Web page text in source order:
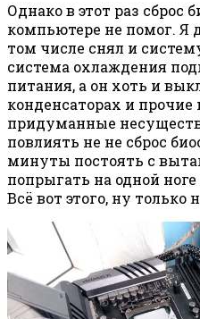
Однако в этот раз сброс
компьютере не помог. Я
том числе снял и
система охлаждения
питания, а он хоть и
конденсаторах и
придуманные
повлиять не не сброс
минуты постоять с
попрыгать на одной
Всё вот этого, ну только